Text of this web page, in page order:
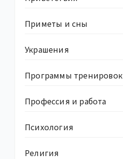
Приметы и сны
Украшения
Программы тренировок
Профессия и работа
Психология
Религия